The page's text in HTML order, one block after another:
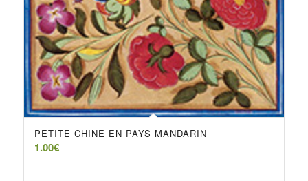
PETITE CHINE EN PAYS MANDARIN
1.00€